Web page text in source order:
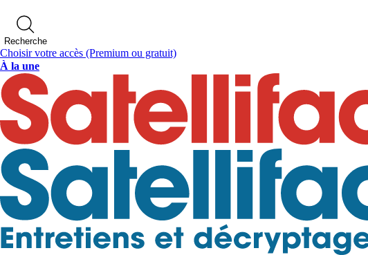
Recherche
Choisir votre accès (Premium ou gratuit)
À la une